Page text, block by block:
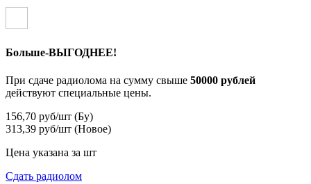
Больше-ВЫГОДНЕЕ!
При сдаче радиолома на сумму свыше 50000 рублей
действуют специальные цены.
156,70 руб/шт (Бу)
313,39 руб/шт (Новое)
Цена указана за шт
Сдать радиолом